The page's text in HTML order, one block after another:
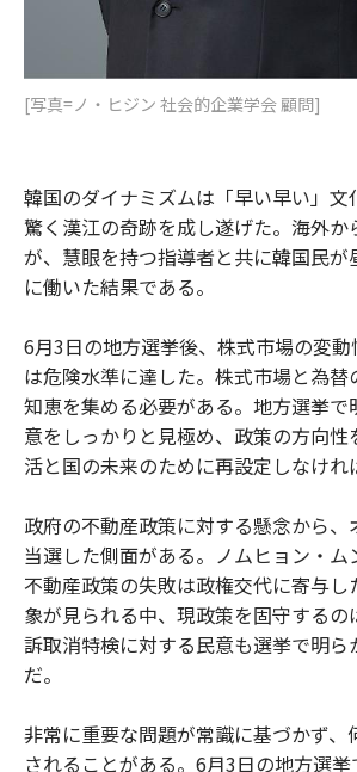
[写真=ノ・ヒジン 社会的企業学会 顧問]
韓国のダイナミズムは「早い早い」文
驚く漢江の奇跡を成し遂げた。海外か
が、慧眼を持つ指導者と共に韓国民が
に働いた結果である。
6月3日の地方選挙後、株式市場の変
は危険水準に達した。株式市場と為替
知恵を集める必要がある。地方選挙で
意をしっかりと見極め、政策の方向
活と国の未来のために再設定しなけれ
政府の不動産政策に対する懸念から、
当選した側面がある。ノムヒョン・ム
不動産政策の失敗は政権交代に寄与し
象が見られる中、現政策を固守するの
訴取消特検に対する民意も選挙で明ら
だ。
非常に重要な問題が常識に基づかず、
されることがある。6月3日の地方選